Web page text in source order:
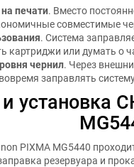
печати. Вместо
совместимые
. Система
картриджи или думать о
чернил. Через
заправлять
установка
PIXMA MG5440
резервуара и